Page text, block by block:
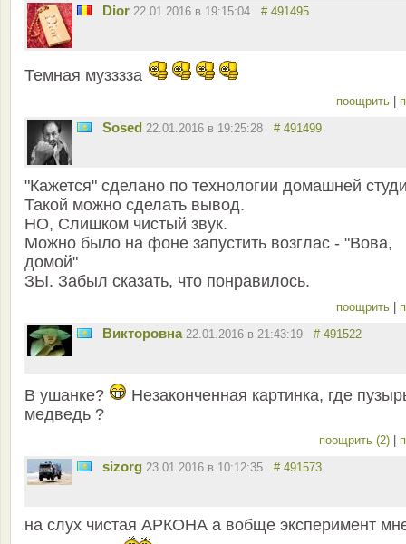
Dior 22.01.2016 в 19:15:04 # 491495
Темная музззза
поощрить |
Sosed 22.01.2016 в 19:25:28 # 491499
"Кажется" сделано по технологии домашней
Такой можно сделать вывод.
НО, Слишком чистый звук.
Можно было на фоне запустить возглас - "Вова,
домой"
ЗЫ. Забыл сказать, что понравилось.
поощрить |
Викторовна 22.01.2016 в 21:43:19 # 491522
В ушанке?
Незаконченная картинка, где
медведь ?
поощрить (2) |
sizorg 23.01.2016 в 10:12:35 # 491573
на слух чистая АРКОНА а вобще эксперимент